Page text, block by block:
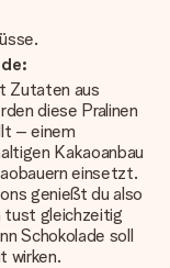
Zutaten aus
diese Pralinen
– einem
Kakaoanbau
einsetzt.
genießt du also
tust gleichzeitig
Schokolade soll
wirken.